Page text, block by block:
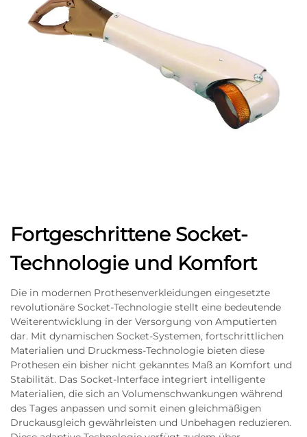
Fortgeschrittene Socket-
Technologie und Komfort
Die in modernen Prothesenverkleidungen eingesetzte
revolutionäre Socket-Technologie stellt eine bedeutende
Weiterentwicklung in der Versorgung von Amputierten
dar. Mit dynamischen Socket-Systemen, fortschrittlichen
Materialien und Druckmess-Technologie bieten diese
Prothesen ein bisher nicht gekanntes Maß an Komfort und
Stabilität. Das Socket-Interface integriert intelligente
Materialien, die sich an Volumenschwankungen während
des Tages anpassen und somit einen gleichmäßigen
Druckausgleich gewährleisten und Unbehagen reduzieren.